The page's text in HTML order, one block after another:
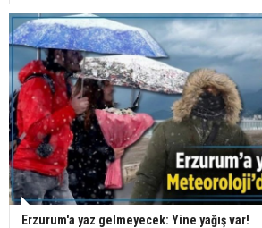
Erzurum'a yaz gelmeyecek: Yine yağış var!